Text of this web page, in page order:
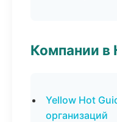
Компании
Yellow Hot
организаций